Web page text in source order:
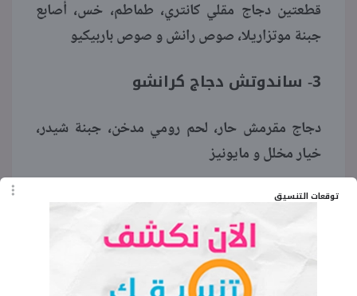
توقعات التنسيق
قطعتين دجاج مقلي كانتري، طماطم، خس، أصابع
جبنة موتزاريلا، صوص رانش و صوص باربيكيو
3- ساندوتش دجاج كرانشو
دجاج مقرمش حار، لحم رومي مدخن، جبنة شيدر،
خيار مخلل و مايونيز
4- ساندوتش دجاج بانيه
قطع دجاج بانيه، طماطم، خيار مخلل، جبنة شيدر و
مايونيز